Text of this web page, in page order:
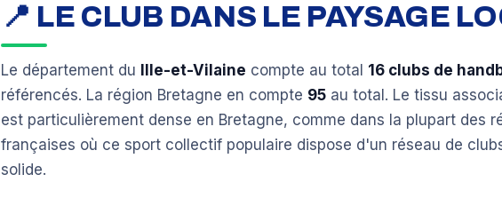
📍 LE CLUB DANS LE PAYSAGE
Le département du Ille-et-Vilaine compte au total 16 clubs de
référencés. La région Bretagne en compte 95 au total. Le tissu
est particulièrement dense en Bretagne, comme dans la plupart des
françaises où ce sport collectif populaire dispose d'un réseau de
solide.